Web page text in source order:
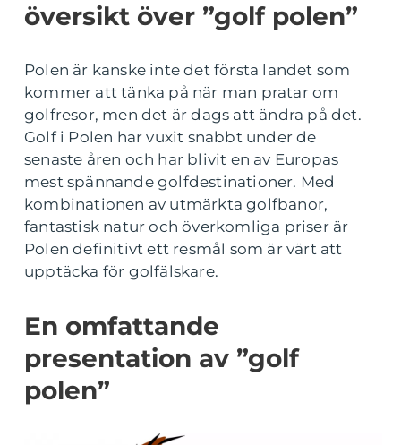
översikt över ”golf polen”
Polen är kanske inte det första landet som
kommer att tänka på när man pratar om
golfresor, men det är dags att ändra på det.
Golf i Polen har vuxit snabbt under de
senaste åren och har blivit en av Europas
mest spännande golfdestinationer. Med
kombinationen av utmärkta golfbanor,
fantastisk natur och överkomliga priser är
Polen definitivt ett resmål som är värt att
upptäcka för golfälskare.
En omfattande
presentation av ”golf
polen”